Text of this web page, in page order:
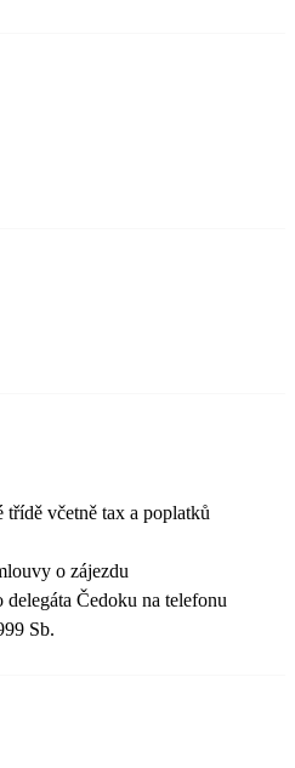
včetně tax a poplatků
o zájezdu
Čedoku na telefonu
Sb.